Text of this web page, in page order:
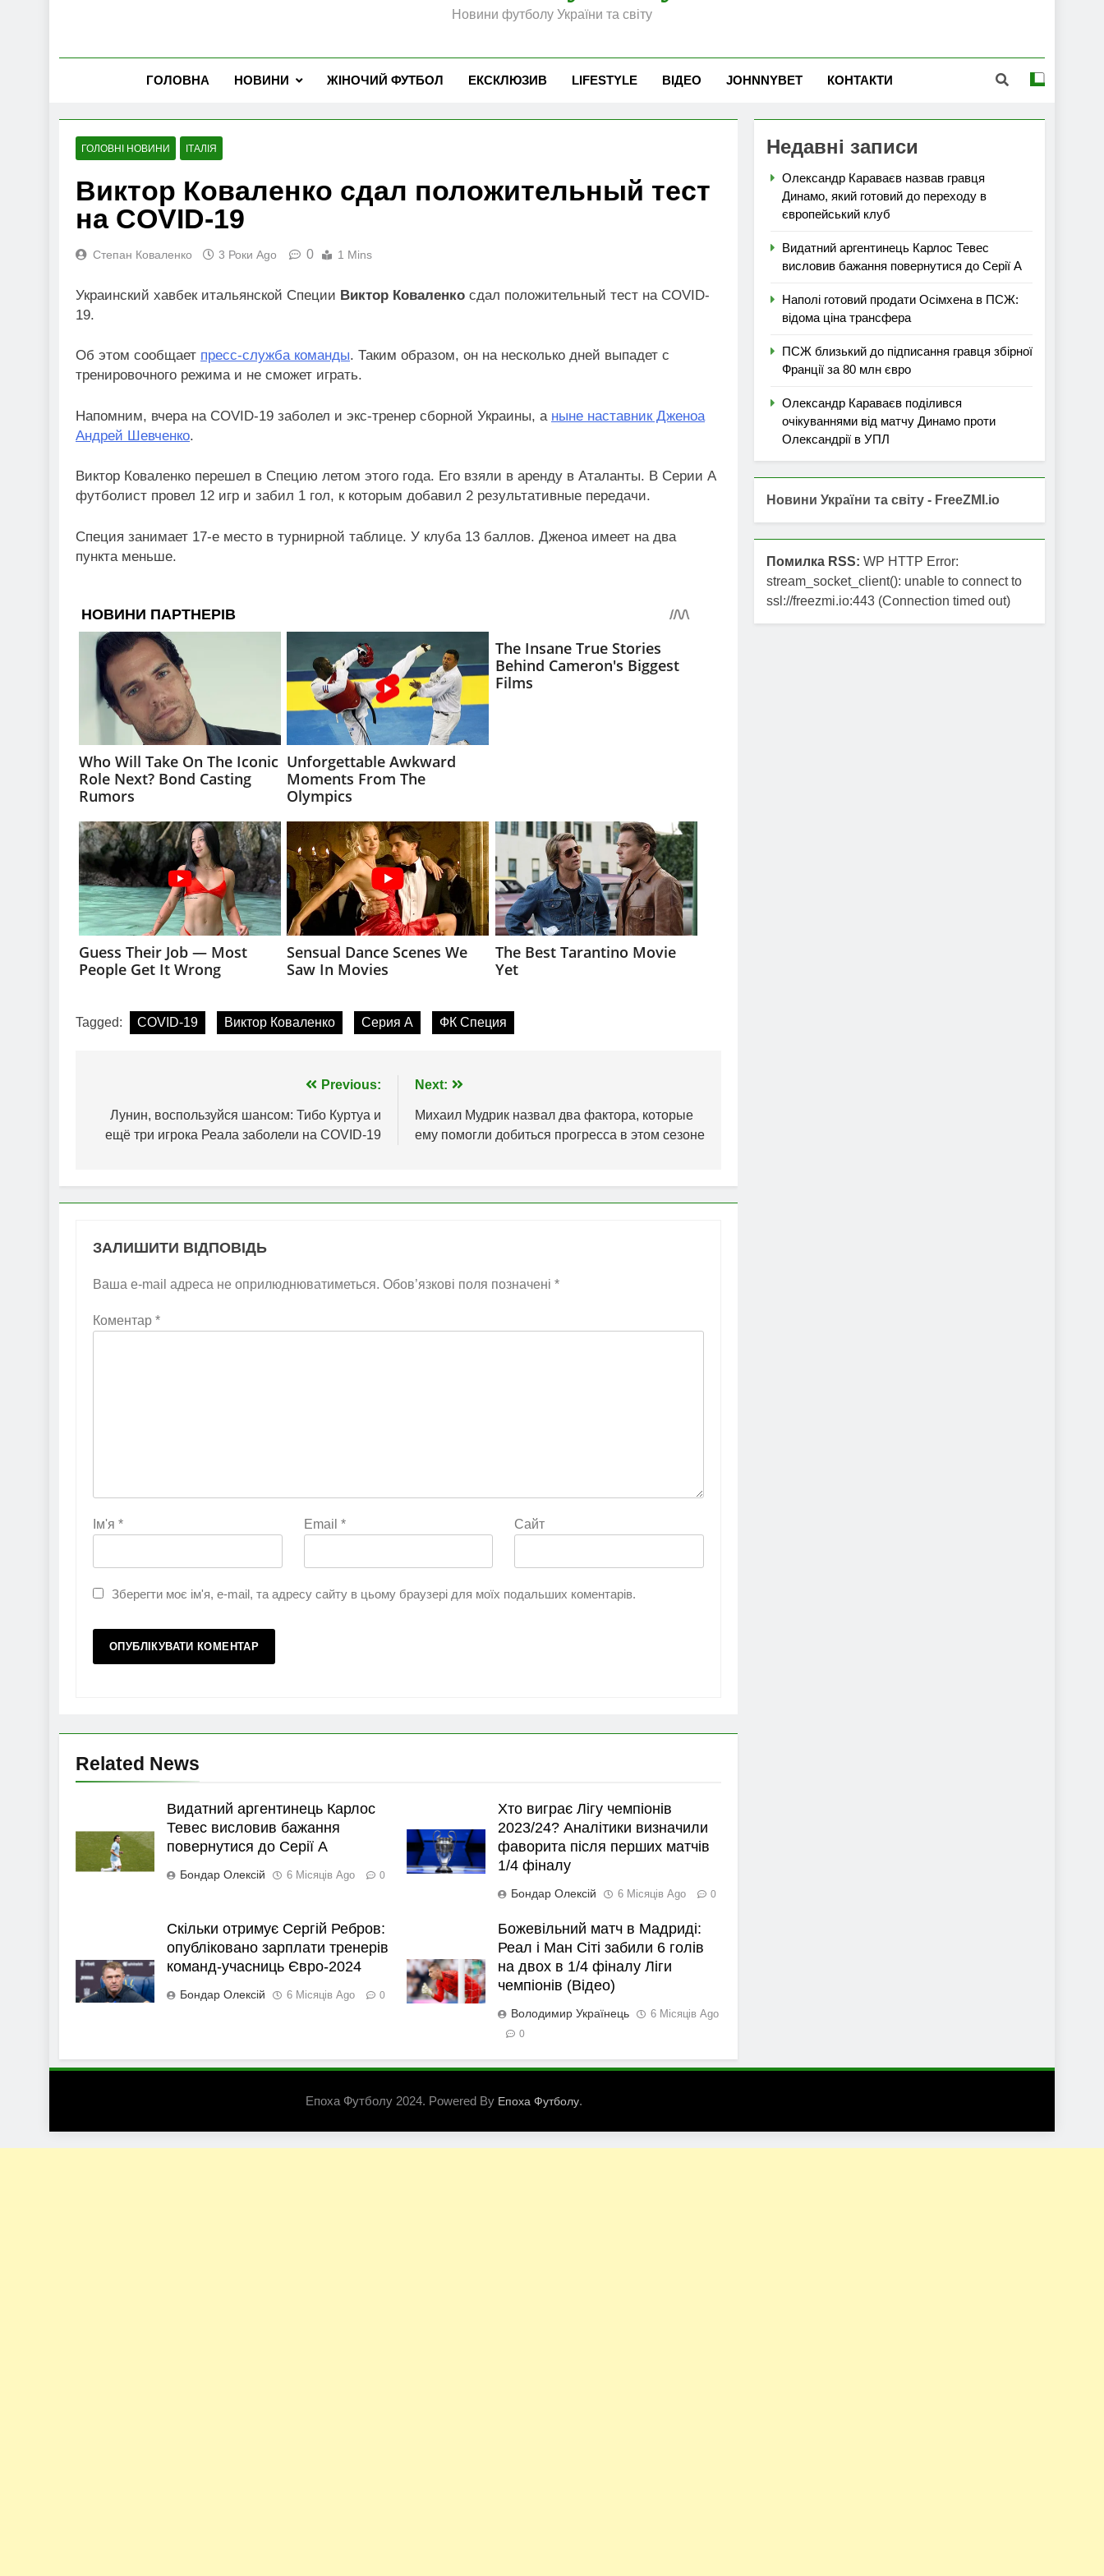
Новини футболу України та світу
ГОЛОВНА НОВИНИ ЖІНОЧИЙ ФУТБОЛ ЕКСКЛЮЗИВ LIFESTYLE ВІДЕО JOHNNYBET КОНТАКТИ
ГОЛОВНІ НОВИНИ ІТАЛІЯ
Виктор Коваленко сдал положительный тест
на COVID-19
Степан Коваленко 3 Роки Ago 0 1 Mins
Украинский хавбек итальянской Специи Виктор Коваленко сдал положительный тест на COVID-
19.
Об этом сообщает пресс-служба команды. Таким образом, он на несколько дней выпадет с
тренировочного режима и не сможет играть.
Напомним, вчера на COVID-19 заболел и экс-тренер сборной Украины, а ныне наставник Дженоа
Андрей Шевченко.
Виктор Коваленко перешел в Специю летом этого года. Его взяли в аренду в Аталанты. В Серии А
футболист провел 12 игр и забил 1 гол, к которым добавил 2 результативные передачи.
Специя занимает 17-е место в турнирной таблице. У клуба 13 баллов. Дженоа имеет на два
пункта меньше.
Tagged: COVID-19 Виктор Коваленко Серия А ФК Специя
записів
Previous:
Лунин, воспользуйся шансом: Тибо Куртуа и
ещё три игрока Реала заболели на COVID-19
Next:
Михаил Мудрик назвал два фактора, которые
ему помогли добиться прогресса в этом сезоне
ЗАЛИШИТИ ВІДПОВІДЬ
Ваша e-mail адреса не оприлюднюватиметься. Обов’язкові поля позначені *
Коментар *
Ім'я * Email * Сайт
Зберегти моє ім'я, e-mail, та адресу сайту в цьому браузері для моїх подальших коментарів.
Related News
Видатний аргентинець Карлос
Тевес висловив бажання
повернутися до Серії А
Бондар Олексій 6 Місяців Ago 0
Хто виграє Лігу чемпіонів
2023/24? Аналітики визначили
фаворита після перших матчів
1/4 фіналу
Бондар Олексій 6 Місяців Ago 0
Скільки отримує Сергій Ребров:
опубліковано зарплати тренерів
команд-учасниць Євро-2024
Бондар Олексій 6 Місяців Ago 0
Божевільний матч в Мадриді:
Реал і Ман Сіті забили 6 голів
на двох в 1/4 фіналу Ліги
чемпіонів (Відео)
Володимир Українець 6 Місяців Ago
0
Недавні записи
Олександр Караваєв назвав гравця
Динамо, який готовий до переходу в
європейський клуб
Видатний аргентинець Карлос Тевес
висловив бажання повернутися до Серії А
Наполі готовий продати Осімхена в ПСЖ:
відома ціна трансфера
ПСЖ близький до підписання гравця збірної
Франції за 80 млн євро
Олександр Караваєв поділився
очікуваннями від матчу Динамо проти
Олександрії в УПЛ
Новини України та світу - FreeZMI.io
Помилка RSS: WP HTTP Error:
stream_socket_client(): unable to connect to
ssl://freezmi.io:443 (Connection timed out)
Епоха Футболу 2024. Powered By Епоха Футболу.